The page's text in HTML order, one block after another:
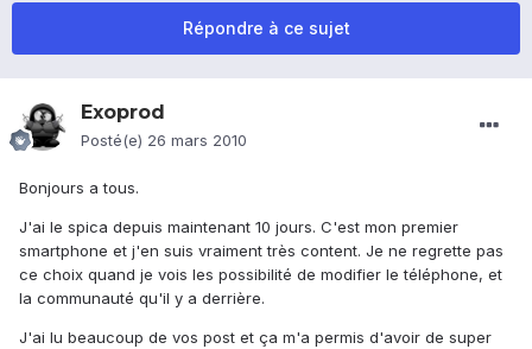
Répondre à ce sujet
Exoprod
Posté(e) 26 mars 2010
Bonjours a tous.
J'ai le spica depuis maintenant 10 jours. C'est mon premier
smartphone et j'en suis vraiment très content. Je ne regrette pas
ce choix quand je vois les possibilité de modifier le téléphone, et
la communauté qu'il y a derrière.
J'ai lu beaucoup de vos post et ça m'a permis d'avoir de super